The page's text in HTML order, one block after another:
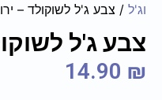
וג'ל / צבע ג'ל לשוקולד –
צבע ג'ל
14.90 ₪